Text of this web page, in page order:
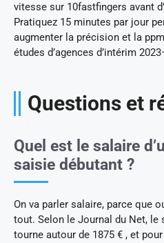
vitesse sur 10fastfingers avant
Pratiquez 15 minutes par jour
augmenter la précision et la
études d’agences d’intérim
Questions et
Quel est le salaire
saisie débutant ?
On va parler salaire, parce que
tout. Selon le Journal du Net, le
tourne autour de 1875 € , et